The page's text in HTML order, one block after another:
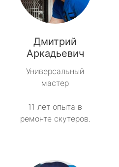
Дмитрий
Аркадьевич
Универсальный
мастер
11 лет опыта в
ремонте скутеров.